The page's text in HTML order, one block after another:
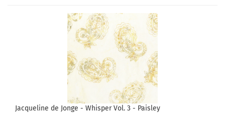
Jacqueline de Jonge - Whisper Vol. 3 - Paisley